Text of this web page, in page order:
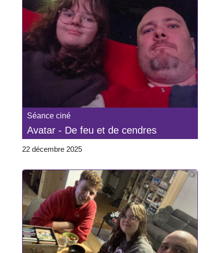
Séance ciné
Avatar - De feu et de cendres
22 décembre 2025